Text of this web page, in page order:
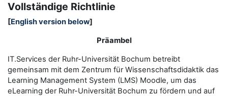
Vollständige Richtlinie
[English version below]
Präambel
IT.Services der Ruhr-Universität Bochum betreibt
gemeinsam mit dem Zentrum für Wissenschaftsdidaktik das
Learning Management System (LMS) Moodle, um das
eLearning der Ruhr-Universität Bochum zu fördern und auf